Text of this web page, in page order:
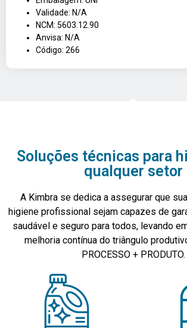
Validade: N/A
NCM: 5603.12.90
Anvisa: N/A
Código: 266
Soluções técnicas para
qualquer setor
A Kimbra se dedica a assegurar que
higiene profissional sejam capazes de
saudável e seguro para todos, levando
melhoria contínua do triângulo
PROCESSO + PRODUTO.